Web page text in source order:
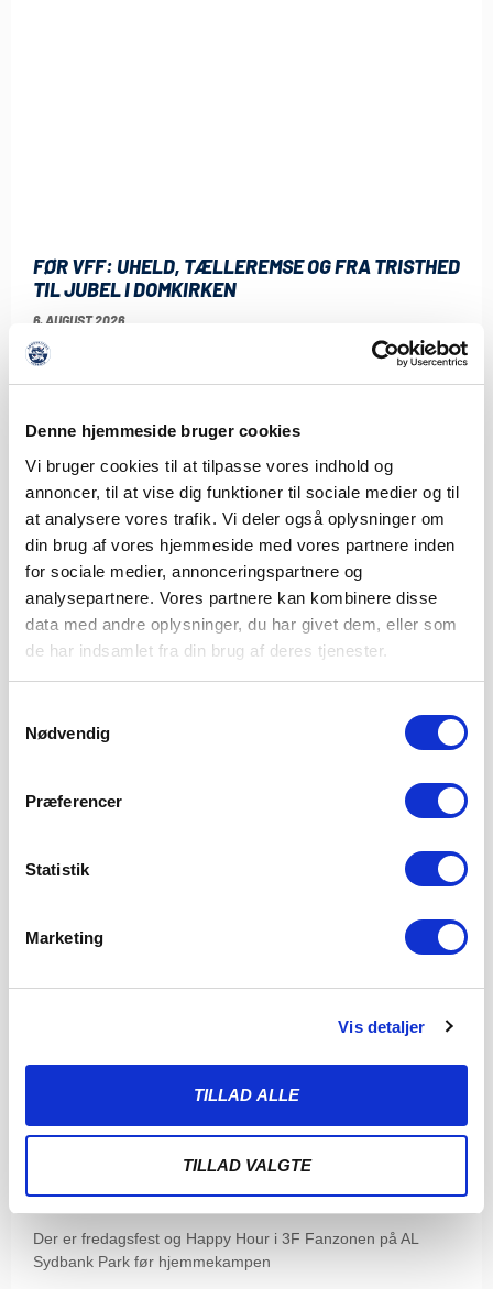
Denne hjemmeside bruger cookies
Vi bruger cookies til at tilpasse vores indhold og
annoncer, til at vise dig funktioner til sociale medier og til
at analysere vores trafik. Vi deler også oplysninger om
din brug af vores hjemmeside med vores partnere inden
for sociale medier, annonceringspartnere og
analysepartnere. Vores partnere kan kombinere disse
data med andre oplysninger, du har givet dem, eller som
de har indsamlet fra din brug af deres tjenester.
Nødvendig
Præferencer
Statistik
Marketing
Vis detaljer
TILLAD ALLE
TILLAD VALGTE
FØR VFF: UHELD, TÆLLEREMSE OG FRA TRISTHED
TIL JUBEL I DOMKIRKEN
6. AUGUST 2026
Fredag aften klokken 19.00 venter endnu et 3F Superliga-
Der er fredagsfest og Happy Hour i 3F Fanzonen på AL
Sydbank Park før hjemmekampen